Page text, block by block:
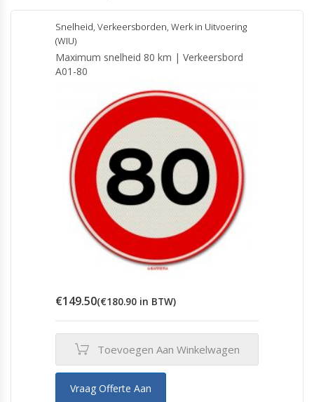
Snelheid, Verkeersborden, Werk in Uitvoering
(WIU)
Maximum snelheid 80 km | Verkeersbord
A01-80
€149.50(€180.90 in BTW)
Toevoegen Aan Winkelwagen
Vraag Offerte Aan